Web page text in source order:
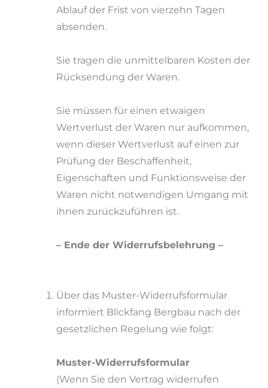
Ablauf der Frist von vierzehn Tagen
absenden.
Sie tragen die unmittelbaren Kosten der
Rücksendung der Waren.
Sie müssen für einen etwaigen
Wertverlust der Waren nur aufkommen,
wenn dieser Wertverlust auf einen zur
Prüfung der Beschaffenheit,
Eigenschaften und Funktionsweise der
Waren nicht notwendigen Umgang mit
ihnen zurückzuführen ist.
– Ende der Widerrufsbelehrung –
Über das Muster-Widerrufsformular
informiert Blickfang Bergbau nach der
gesetzlichen Regelung wie folgt:
Muster-Widerrufsformular
(Wenn Sie den Vertrag widerrufen